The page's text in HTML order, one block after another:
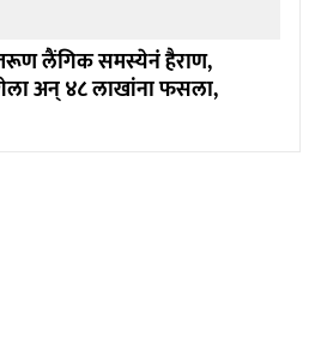
लैंगिक समस्येनं हैराण,
अन् ४८ लाखांना फसला,